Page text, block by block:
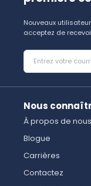
Nouveaux
acceptez de
Nous
À propos de nous
Blogue
Carrières
Contactez